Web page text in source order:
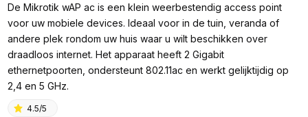
De Mikrotik wAP ac is een klein weerbestendig access point
voor uw mobiele devices. Ideaal voor in de tuin, veranda of
andere plek rondom uw huis waar u wilt beschikken over
draadloos internet. Het apparaat heeft 2 Gigabit
ethernetpoorten, ondersteunt 802.11ac en werkt gelijktijdig op
2,4 en 5 GHz.
4.5/5